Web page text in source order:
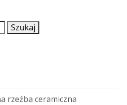
Szukaj
rzeźba ceramiczna